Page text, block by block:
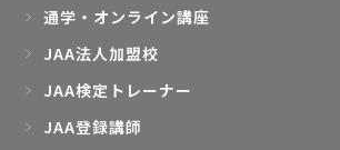
通学・オンライン講座
JAA法人加盟校
JAA検定トレーナー
JAA登録講師